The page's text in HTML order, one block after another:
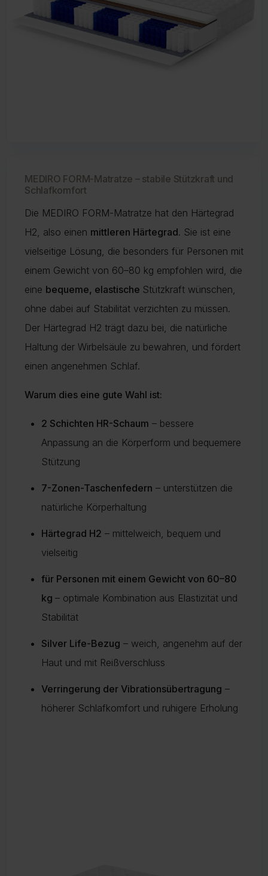
MEDIRO FORM-Matratze – stabile Stützkraft und
Schlafkomfort
Die MEDIRO FORM-Matratze hat den Härtegrad
H2, also einen mittleren Härtegrad. Sie ist eine
vielseitige Lösung, die besonders für Personen mit
einem Gewicht von 60–80 kg empfohlen wird, die
eine bequeme, elastische Stützkraft wünschen,
ohne dabei auf Stabilität verzichten zu müssen.
Der Härtegrad H2 trägt dazu bei, die natürliche
Haltung der Wirbelsäule zu bewahren, und fördert
einen angenehmen Schlaf.
Warum dies eine gute Wahl ist:
2 Schichten HR-Schaum – bessere
Anpassung an die Körperform und bequemere
Stützung
7-Zonen-Taschenfedern – unterstützen die
natürliche Körperhaltung
Härtegrad H2 – mittelweich, bequem und
vielseitig
für Personen mit einem Gewicht von 60–80
kg – optimale Kombination aus Elastizität und
Stabilität
Silver Life-Bezug – weich, angenehm auf der
Haut und mit Reißverschluss
Verringerung der Vibrationsübertragung –
höherer Schlafkomfort und ruhigere Erholung